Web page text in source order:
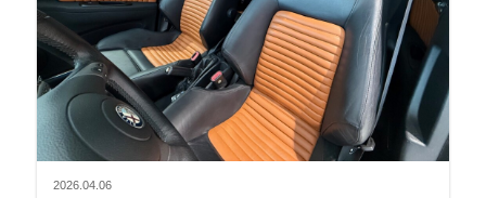
2026.04.06